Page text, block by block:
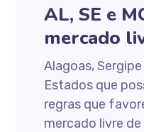
AL, SE e
mercado
Alagoas,
Estados que
regras que
mercado livre